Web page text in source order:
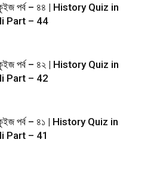
পর্ব – ৪৪ | History Quiz in
Part – 44
পর্ব – ৪২ | History Quiz in
Part – 42
পর্ব – ৪১ | History Quiz in
Part – 41